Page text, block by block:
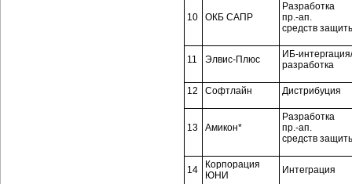
10 ОКБ САПР
Разработка
пр.-ап.
средств
11 Элвис-Плюс
ИБ-интергация/
разработка
12 Софтлайн Дистрибуция
13 Амикон*
Разработка
пр.-ап.
средств
14
Корпорация
ЮНИ
Интеграция